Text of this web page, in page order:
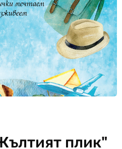
плик"